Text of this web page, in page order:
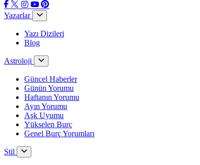
Yazarlar
Yazı Dizileri
Blog
Astroloji
Güncel Haberler
Günün Yorumu
Haftanın Yorumu
Ayın Yorumu
Aşk Uyumu
Yükselen Burç
Genel Burç Yorumları
Stil